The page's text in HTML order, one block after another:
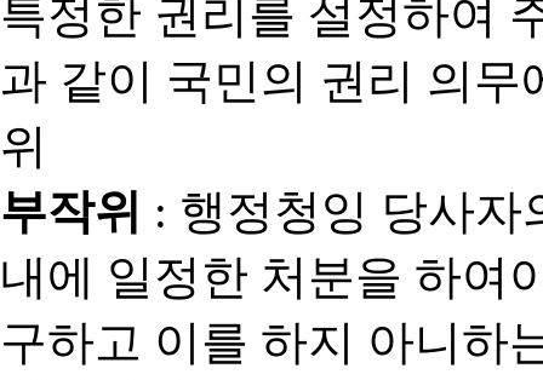
특정한 권리를 설정하여
과 같이 국민의 권리 의
위
부작위 : 행정청잉 당사자
내에 일정한 처분을 하여
구하고 이를 하지 아니하